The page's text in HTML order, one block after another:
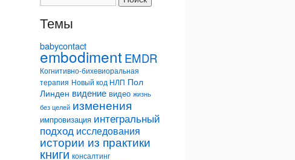
Темы
babycontact
embodimentEMDR
Когнитивно-бихевиоральная
терапия Новый код НЛП Пол
Линден видение видео жизнь
без целей изменения
импровизация интегральный
подход исследования
истории из практики
книги консалтинг